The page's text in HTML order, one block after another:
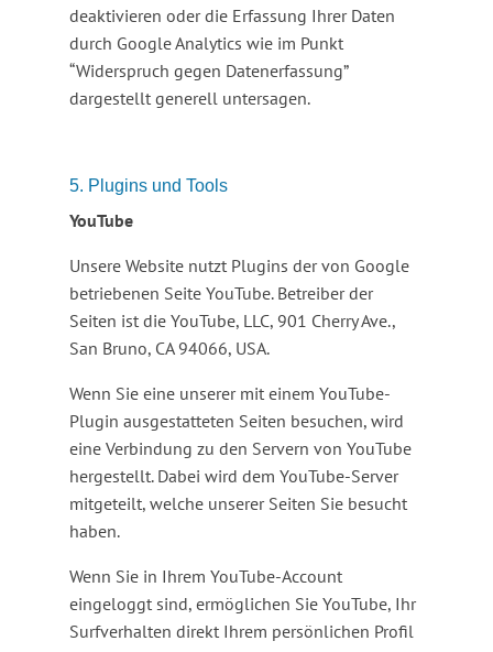
deaktivieren oder die Erfassung Ihrer Daten
durch Google Analytics wie im Punkt
“Widerspruch gegen Datenerfassung”
dargestellt generell untersagen.
5. Plugins und Tools
YouTube
Unsere Website nutzt Plugins der von Google
betriebenen Seite YouTube. Betreiber der
Seiten ist die YouTube, LLC, 901 Cherry Ave.,
San Bruno, CA 94066, USA.
Wenn Sie eine unserer mit einem YouTube-
Plugin ausgestatteten Seiten besuchen, wird
eine Verbindung zu den Servern von YouTube
hergestellt. Dabei wird dem YouTube-Server
mitgeteilt, welche unserer Seiten Sie besucht
haben.
Wenn Sie in Ihrem YouTube-Account
eingeloggt sind, ermöglichen Sie YouTube, Ihr
Surfverhalten direkt Ihrem persönlichen Profil